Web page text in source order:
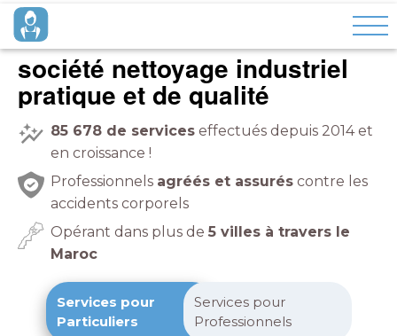
société nettoyage industriel
pratique et de qualité
85 678 de services effectués depuis 2014 et
en croissance !
Professionnels agréés et assurés contre les
accidents corporels
Opérant dans plus de 5 villes à travers le
Maroc
Services pour
Particuliers
Services pour
Professionnels